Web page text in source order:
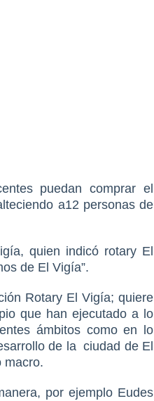
puedan comprar el
a12 personas de
quien indicó rotary El
de El Vigía”.
Rotary El Vigía; quiere
que han ejecutado a lo
ámbitos como en lo
de la ciudad de El
macro.
por ejemplo Eudes